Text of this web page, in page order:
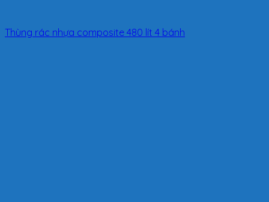
Thùng rác nhựa composite 480 lít 4 bánh